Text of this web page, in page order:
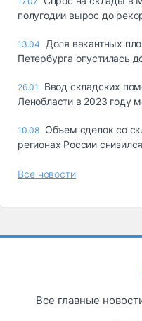
полугодии вырос до
13.04
Доля вакантных
Петербурга опустилась
26.01
Ввод складских
Ленобласти в 2023 году
10.08 Объем сделок со
регионах России
Все новости
Все главные